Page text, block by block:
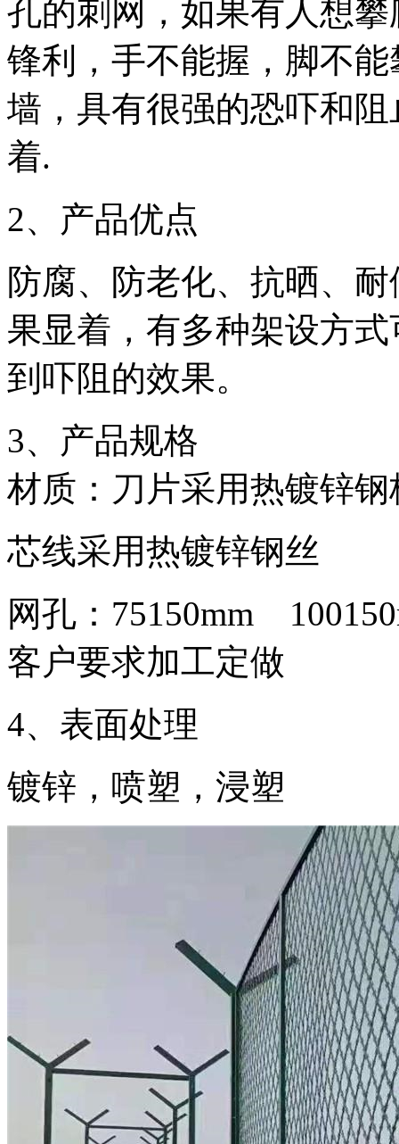
孔的刺网，如果有人想
锋利，手不能握，脚不
墙，具有很强的恐吓和
着.
2、产品优点
防腐、防老化、抗晒、
果显着，有多种架设方
到吓阻的效果。
3、产品规格
材质：刀片采用热镀锌
芯线采用热镀锌钢丝
网孔：75150mm
客户要求加工定做
4、表面处理
镀锌，喷塑，浸塑